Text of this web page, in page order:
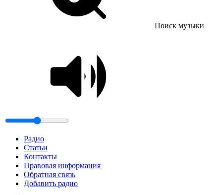
Поиск музыки
Радио
Статьи
Контакты
Правовая информация
Обратная связь
Добавить радио